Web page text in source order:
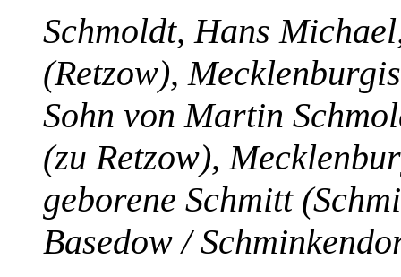
Schmoldt, Hans
(Retzow),
Sohn von Martin
(zu Retzow),
geborene Schmitt
Basedow /